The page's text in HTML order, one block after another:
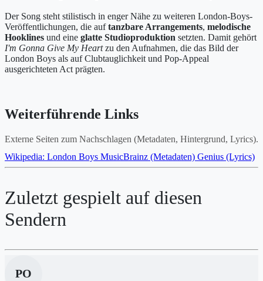
Der Song steht stilistisch in enger Nähe zu weiteren London-Boys-
Veröffentlichungen, die auftanzbare Arrangements, melodische
Hooklines und eine glatte Studioproduktion setzten. Damit gehört
I'm Gonna Give My Heartzu den Aufnahmen, die das Bild der
London Boys als auf Clubtauglichkeit und Pop-Appeal
ausgerichteten Act prägten.
Weiterführende Links
Externe Seiten zum Nachschlagen (Metadaten, Hintergrund, Lyrics).
Wikipedia: London Boys MusicBrainz (Metadaten) Genius (Lyrics)
Zuletzt gespielt auf diesen
Sendern
PO